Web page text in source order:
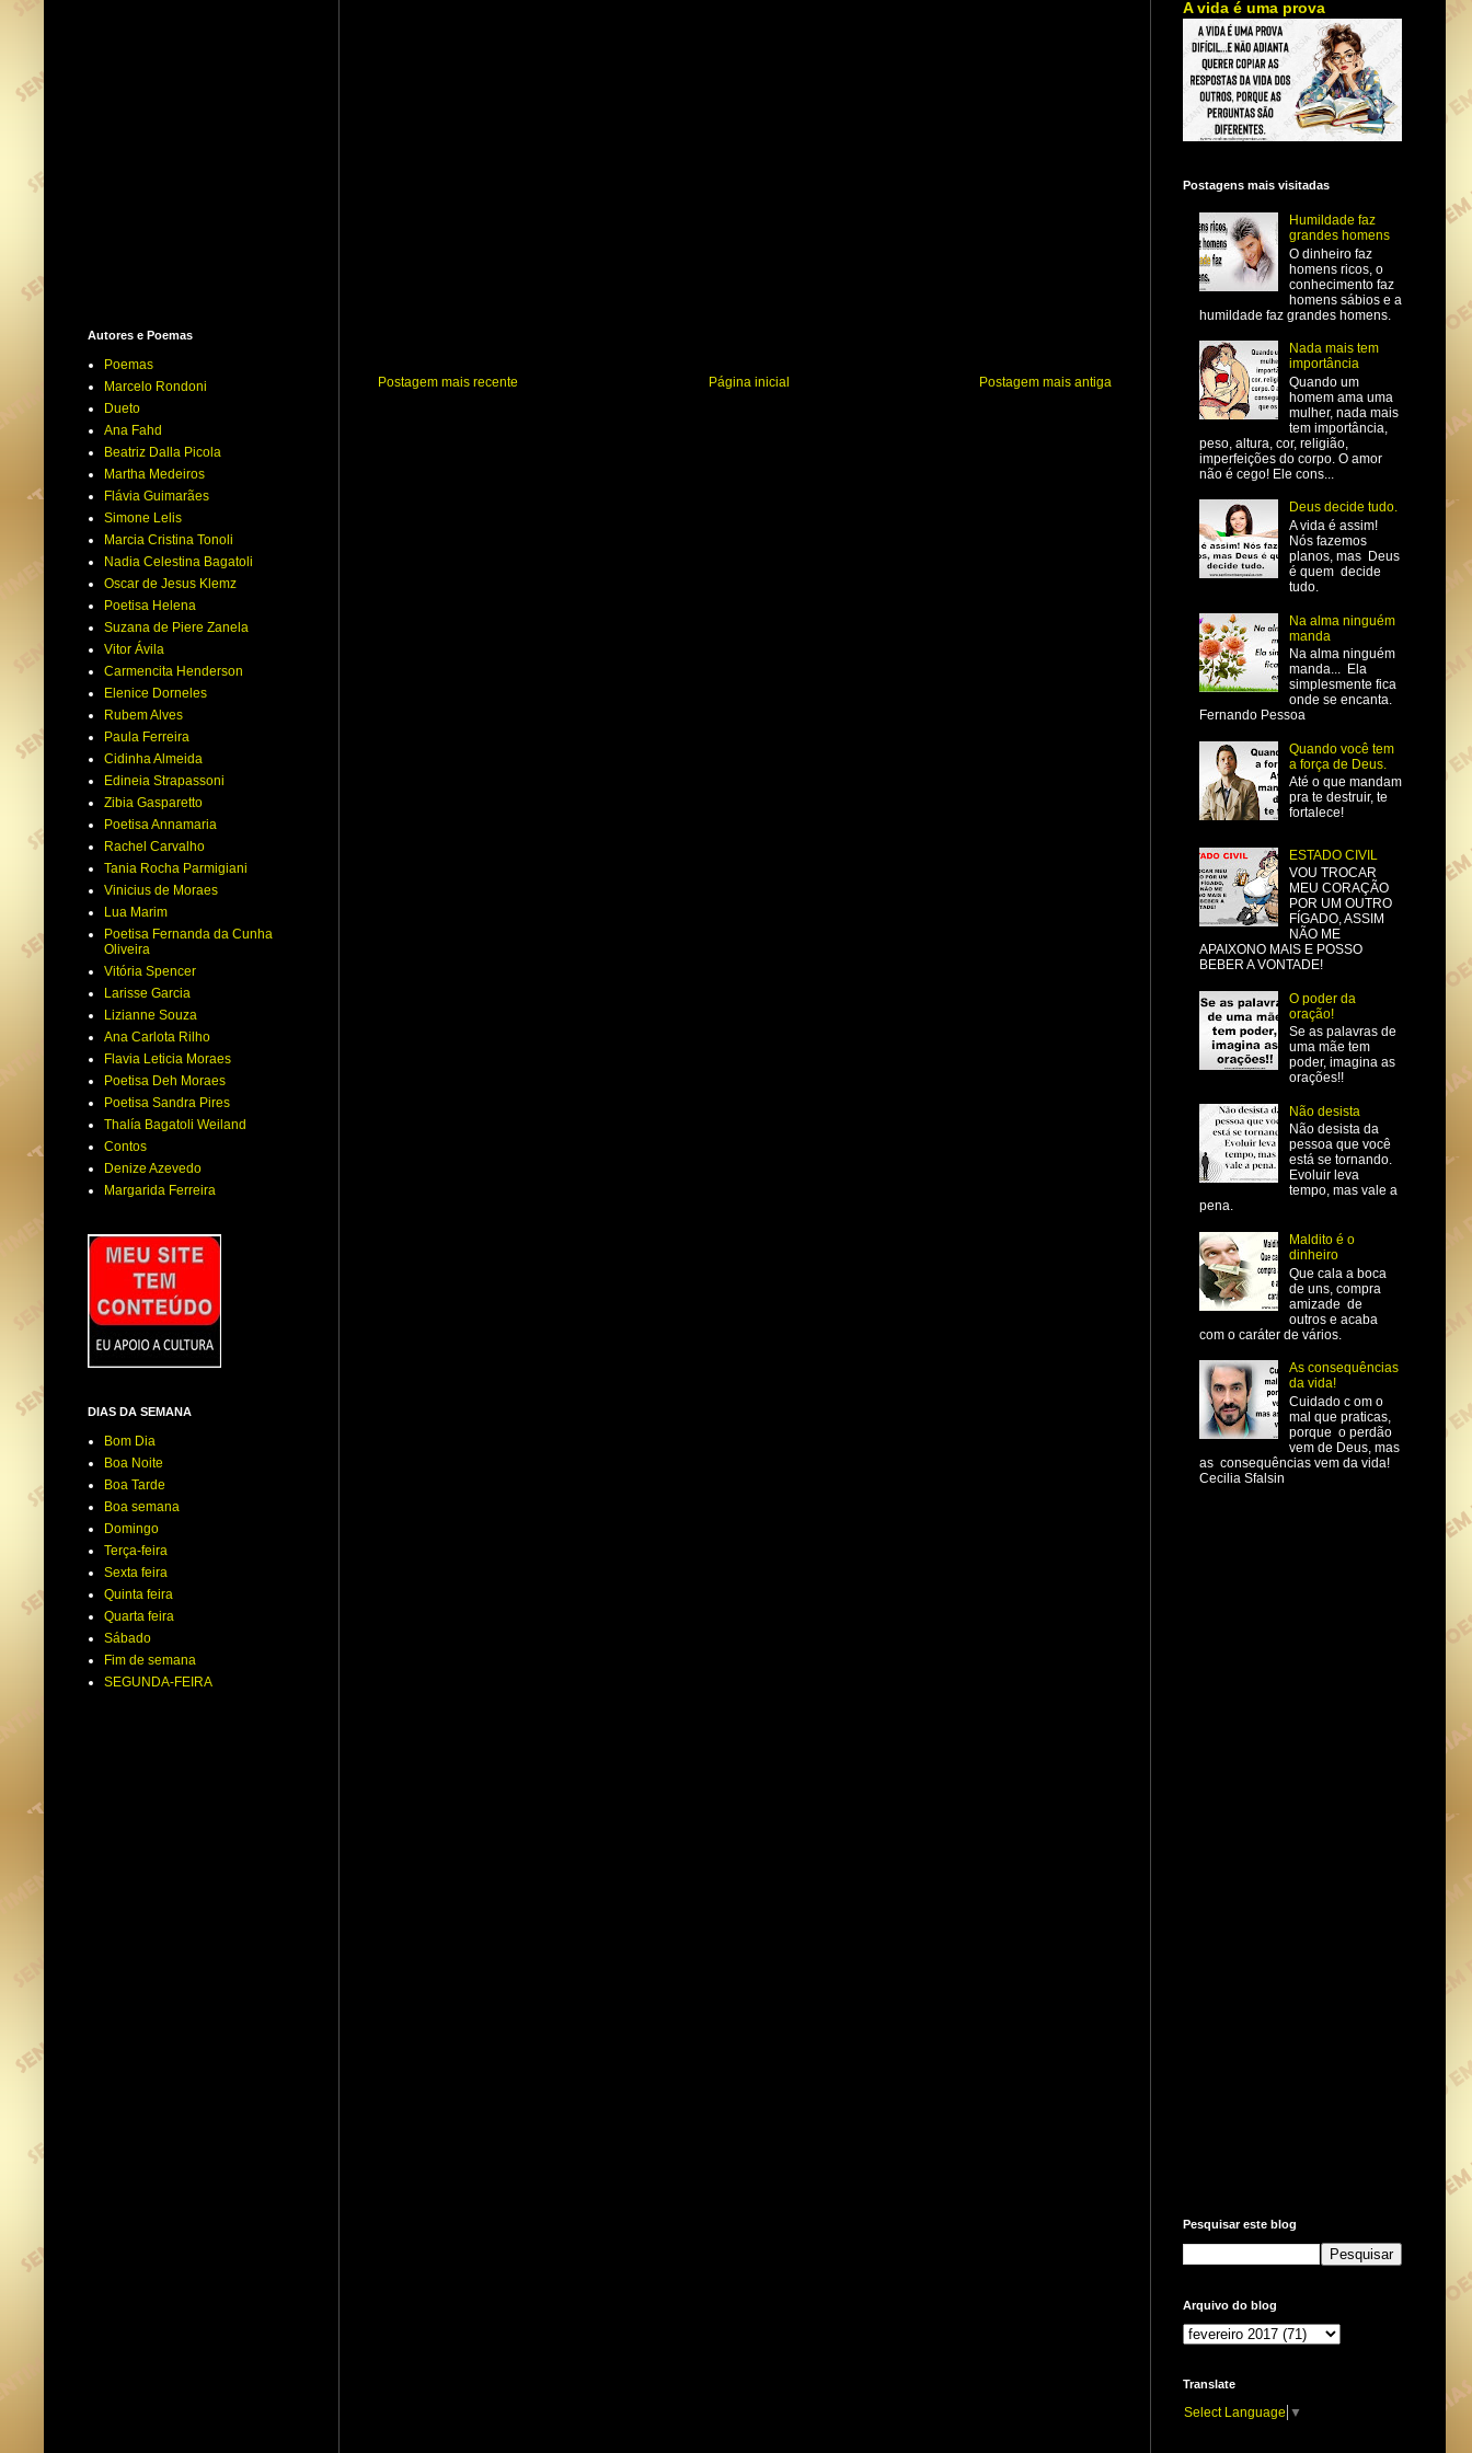
Postagem mais recente Postagem mais antiga
Página inicial
Autores e Poemas
Poemas
Marcelo Rondoni
Dueto
Ana Fahd
Beatriz Dalla Picola
Martha Medeiros
Flávia Guimarães
Simone Lelis
Marcia Cristina Tonoli
Nadia Celestina Bagatoli
Oscar de Jesus Klemz
Poetisa Helena
Suzana de Piere Zanela
Vitor Ávila
Carmencita Henderson
Elenice Dorneles
Rubem Alves
Paula Ferreira
Cidinha Almeida
Edineia Strapassoni
Zibia Gasparetto
Poetisa Annamaria
Rachel Carvalho
Tania Rocha Parmigiani
Vinicius de Moraes
Lua Marim
Poetisa Fernanda da Cunha
Oliveira
Vitória Spencer
Larisse Garcia
Lizianne Souza
Ana Carlota Rilho
Flavia Leticia Moraes
Poetisa Deh Moraes
Poetisa Sandra Pires
Thalía Bagatoli Weiland
Contos
Denize Azevedo
Margarida Ferreira
DIAS DA SEMANA
Bom Dia
Boa Noite
Boa Tarde
Boa semana
Domingo
Terça-feira
Sexta feira
Quinta feira
Quarta feira
Sábado
Fim de semana
SEGUNDA-FEIRA
A vida é uma prova
Postagens mais visitadas
Humildade faz
grandes homens
O dinheiro faz
homens ricos, o
conhecimento faz
homens sábios e a
humildade faz grandes homens.
Nada mais tem
importância
Quando um
homem ama uma
mulher, nada mais
tem importância,
peso, altura, cor, religião,
imperfeições do corpo. O amor
não é cego! Ele cons...
Deus decide tudo.
A vida é assim!
Nós fazemos
planos, mas Deus
é quem decide
tudo.
Na alma ninguém
manda
Na alma ninguém
manda... Ela
simplesmente fica
onde se encanta.
Fernando Pessoa
Quando você tem
a força de Deus.
Até o que mandam
pra te destruir, te
fortalece!
ESTADO CIVIL
VOU TROCAR
MEU CORAÇÃO
POR UM OUTRO
FÍGADO, ASSIM
NÃO ME
APAIXONO MAIS E POSSO
BEBER A VONTADE!
O poder da
oração!
Se as palavras de
uma mãe tem
poder, imagina as
orações!!
Não desista
Não desista da
pessoa que você
está se tornando.
Evoluir leva
tempo, mas vale a
pena.
Maldito é o
dinheiro
Que cala a boca
de uns, compra
amizade de
outros e acaba
com o caráter de vários.
As consequências
da vida!
Cuidado c om o
mal que praticas,
porque o perdão
vem de Deus, mas
as consequências vem da vida!
Cecilia Sfalsin
Pesquisar este blog
Arquivo do blog
Translate
Select Language ▼